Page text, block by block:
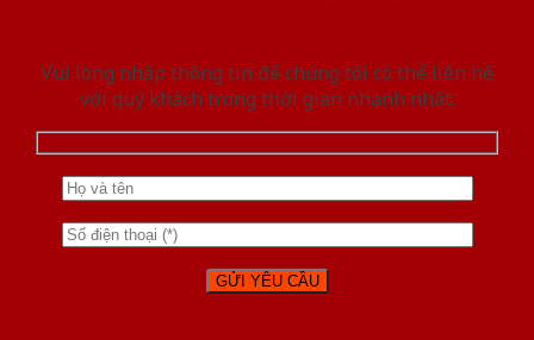
Vui lòng nhập thông tin để chúng tôi có thể liên hệ
với quý khách trong thời gian nhanh nhất.